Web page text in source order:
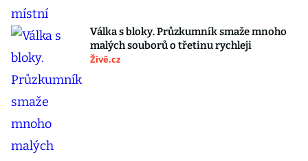
Válka s bloky. Průzkumník smaže mnoho
malých souborů o třetinu rychleji
Živě.cz